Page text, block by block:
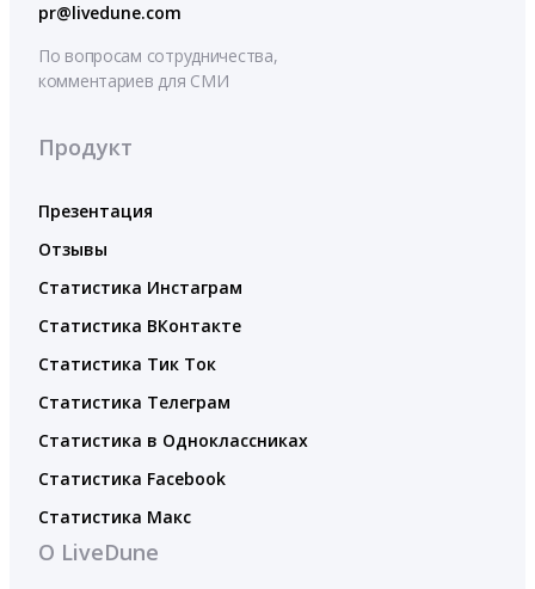
pr@livedune.com
По вопросам сотрудничества,
комментариев для СМИ
Продукт
Презентация
Отзывы
Статистика Инстаграм
Статистика ВКонтакте
Статистика Тик Ток
Статистика Телеграм
Статистика в Одноклассниках
Статистика Facebook
Статистика Макс
О LiveDune